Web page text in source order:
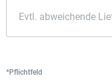
*Pflichtfeld